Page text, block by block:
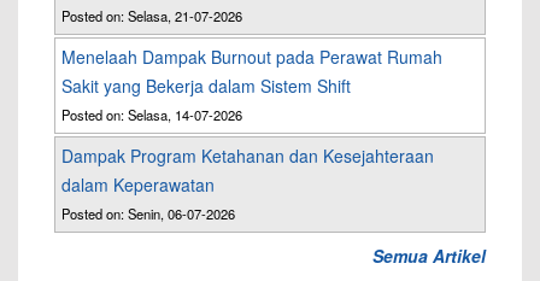
Posted on: Selasa, 21-07-2026
Menelaah Dampak Burnout pada Perawat Rumah
Sakit yang Bekerja dalam Sistem Shift
Posted on: Selasa, 14-07-2026
Dampak Program Ketahanan dan Kesejahteraan
dalam Keperawatan
Posted on: Senin, 06-07-2026
Semua Artikel